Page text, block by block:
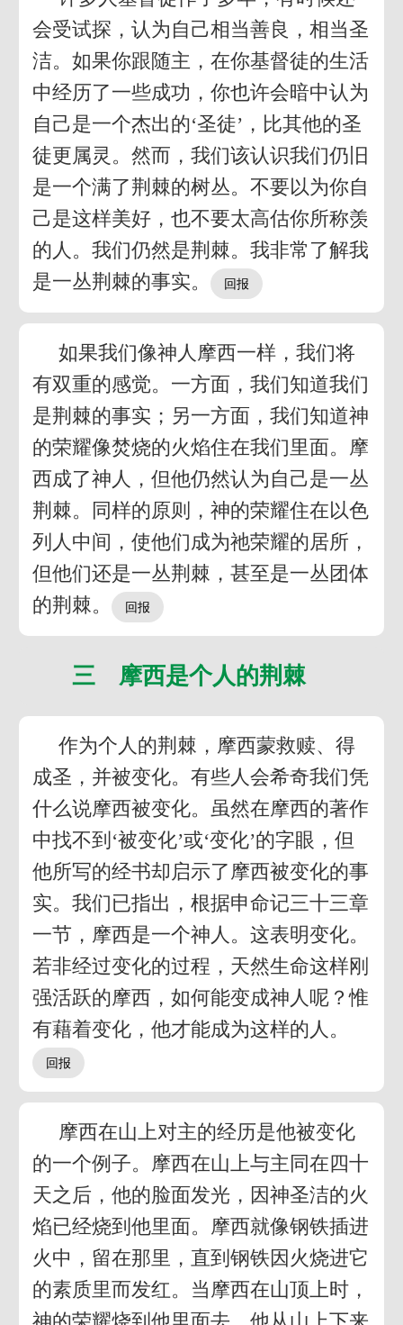
会受试探，认为自己相当善良，相当圣
洁。如果你跟随主，在你基督徒的生活
中经历了一些成功，你也许会暗中认为
自己是一个杰出的‘圣徒’，比其他的圣
徒更属灵。然而，我们该认识我们仍旧
是一个满了荆棘的树丛。不要以为你自
己是这样美好，也不要太高估你所称羡
的人。我们仍然是荆棘。我非常了解我
是一丛荆棘的事实。
如果我们像神人摩西一样，我们将
有双重的感觉。一方面，我们知道我们
是荆棘的事实；另一方面，我们知道神
的荣耀像焚烧的火焰住在我们里面。摩
西成了神人，但他仍然认为自己是一丛
荆棘。同样的原则，神的荣耀住在以色
列人中间，使他们成为祂荣耀的居所，
但他们还是一丛荆棘，甚至是一丛团体
的荆棘。
三 摩西是个人的荆棘
作为个人的荆棘，摩西蒙救赎、得
成圣，并被变化。有些人会希奇我们凭
什么说摩西被变化。虽然在摩西的著作
中找不到‘被变化’或‘变化’的字眼，但
他所写的经书却启示了摩西被变化的事
实。我们已指出，根据申命记三十三章
一节，摩西是一个神人。这表明变化。
若非经过变化的过程，天然生命这样刚
强活跃的摩西，如何能变成神人呢？惟
有藉着变化，他才能成为这样的人。
摩西在山上对主的经历是他被变化
的一个例子。摩西在山上与主同在四十
天之后，他的脸面发光，因神圣洁的火
焰已经烧到他里面。摩西就像钢铁插进
火中，留在那里，直到钢铁因火烧进它
的素质里而发红。当摩西在山顶上时，